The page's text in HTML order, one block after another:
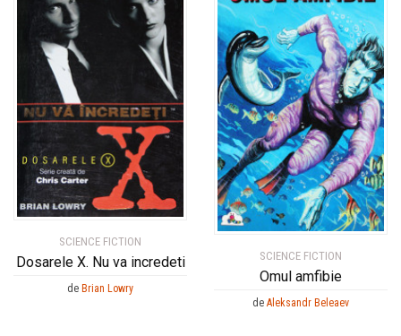
SCIENCE FICTION
Dosarele X. Nu va incredeti
de Brian Lowry
SCIENCE FICTION
Omul amfibie
de Aleksandr Beleaev